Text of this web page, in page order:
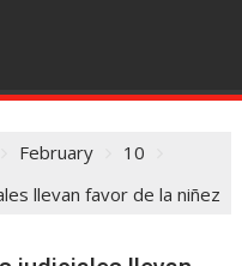
February
10
llevan favor de la niñez